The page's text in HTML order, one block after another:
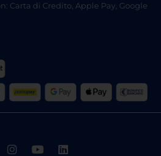
Carta di Credito, Apple Pay, Google